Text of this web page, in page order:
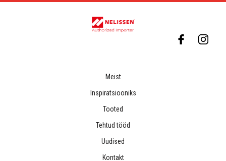
Meist
Inspiratsiooniks
Tooted
Tehtud tööd
Uudised
Kontakt